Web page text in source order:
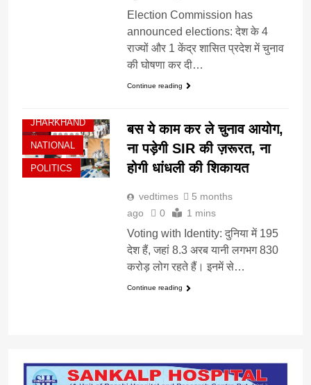
Election Commission has
announced elections: देश के 4
राज्यों और 1 केंद्र शासित प्रदेश में चुनाव
की घोषणा कर दी…
Continue reading
JHARKHAND
NATIONAL
POLITICS
बस ये काम कर ले चुनाव आयोग,
ना पड़ेगी SIR की ज़रूरत, ना
होगी धांधली की शिकायत
vedtimes
5 months
ago
0 1 mins
Voting with Identity: दुनिया में 195
देश हैं, जहां 8.3 अरब यानी लगभग 830
करोड़ लोग रहते हैं। इनमें से…
Continue reading